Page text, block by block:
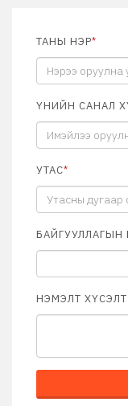
ТАНЫ НЭР*
ҮНИЙН САНАЛ
УТАС*
БАЙГУУЛЛАГЫН
НЭМЭЛТ ХҮСЭЛТ